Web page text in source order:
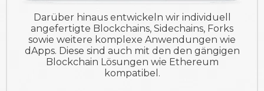
Darüber hinaus entwickeln wir individuell
angefertigte Blockchains, Sidechains, Forks
sowie weitere komplexe Anwendungen wie
dApps. Diese sind auch mit den den gängigen
Blockchain Lösungen wie Ethereum
kompatibel.